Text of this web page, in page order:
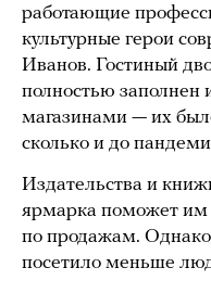
работающие
культурные герои
Иванов. Гостиный
полностью
магазинами — их
сколько и до
Издательства и
ярмарка поможет им
по продажам.
посетило меньше